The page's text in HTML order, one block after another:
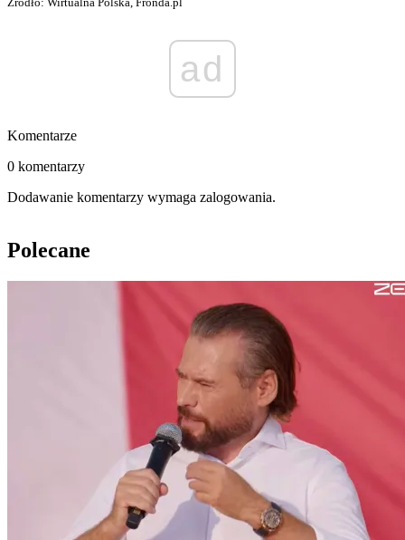
ad
Komentarze
0 komentarzy
Dodawanie komentarzy wymaga zalogowania.
Polecane